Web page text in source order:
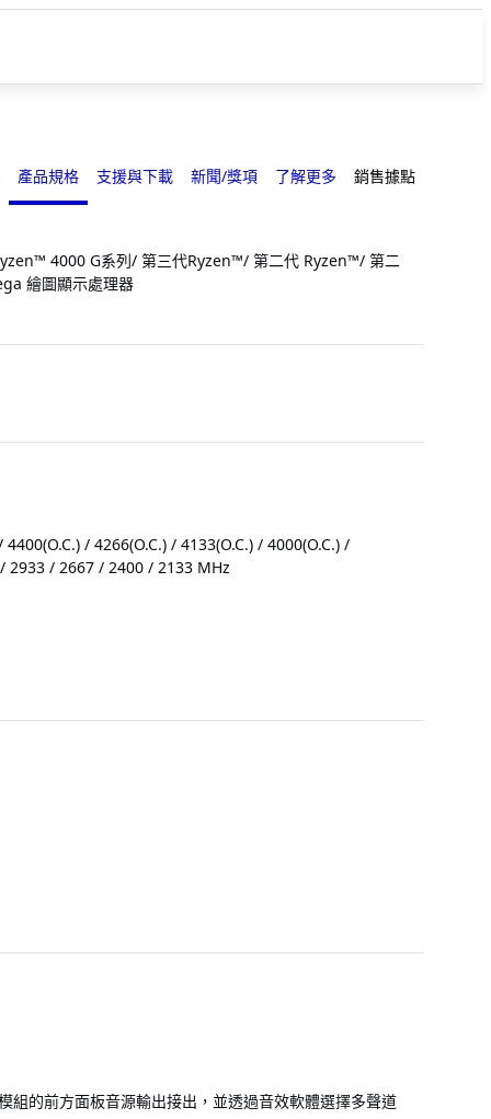
產品規格 支援與下載 新聞/獎項 了解更多 銷售據點
4000 G系列/ 第三代Ryzen™/ 第二代 Ryzen™/ 第二
繪圖顯示處理器
/ 4266(O.C.) / 4133(O.C.) / 4000(O.C.) /
/ 2933 / 2667 / 2400 / 2133 MHz
的前方面板音源輸出接出，並透過音效軟體選擇多聲道